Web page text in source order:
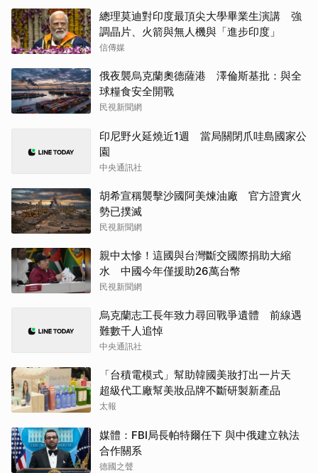
總理莫迪對印度最頂尖大學畢業生演講 強
調晶片、火箭與無人機與「進步印度」
信傳媒
俄夜襲烏克蘭奧德薩港 澤倫斯基批：與全
球糧食安全開戰
民視新聞網
印尼野火延燒近1週 當局關閉爪哇島國家公
園
中央通訊社
胡希宣稱襲擊沙國阿美煉油廠 官方證實火
勢已撲滅
民視新聞網
親中太慘！這國與台灣斷交國際捐助大縮
水 中國今年僅援助26萬台幣
民視新聞網
烏克蘭志工長年致力尋回戰爭遺體 前線遇
難數千人追悼
中央通訊社
「台積電模式」幫助韓國美妝打出一片天
超級代工廠幫美妝品牌不斷研製新產品
太報
媒體：FBI局長帕特爾任下 與中俄建立執法
合作關系
德國之聲